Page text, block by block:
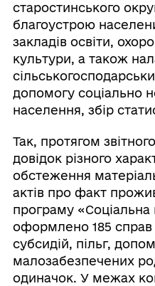
старостинського
благоустрою
закладів освіти,
культури, а також
допомогу соціально
населення, збір
Так, протягом
довідок різного
обстеження
актів про факт
програму
оформлено 185
субсидій, пільг,
малозабезпечених
одиначок. У межах